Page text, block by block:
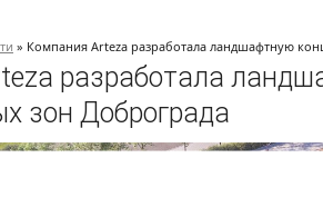
» Компания Arteza разработала ландшафтную
разработала
зон Доброграда